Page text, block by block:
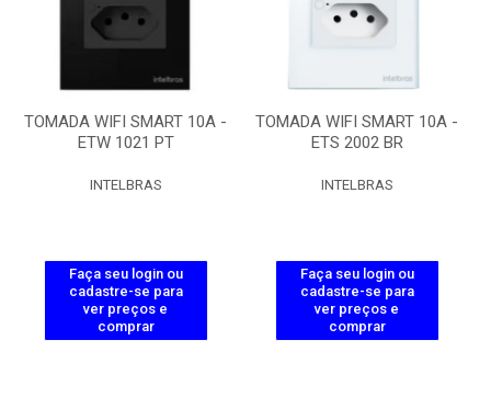
TOMADA WIFI SMART 10A -
ETW 1021 PT
INTELBRAS
Faça seu login ou
cadastre-se para
ver preços e
comprar
TOMADA WIFI SMART 10A -
ETS 2002 BR
INTELBRAS
Faça seu login ou
cadastre-se para
ver preços e
comprar